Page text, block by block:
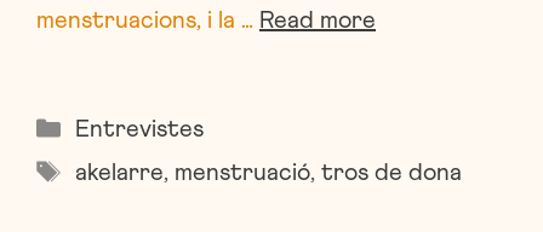
menstruacions, i la … Read more
Categories
Entrevistes
Etiquetes
akelarre, menstruació, tros de dona